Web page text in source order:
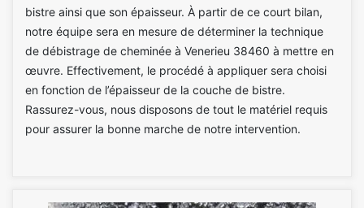
bistre ainsi que son épaisseur. À partir de ce court bilan,
notre équipe sera en mesure de déterminer la technique
de débistrage de cheminée à Venerieu 38460 à mettre en
œuvre. Effectivement, le procédé à appliquer sera choisi
en fonction de l’épaisseur de la couche de bistre.
Rassurez-vous, nous disposons de tout le matériel requis
pour assurer la bonne marche de notre intervention.